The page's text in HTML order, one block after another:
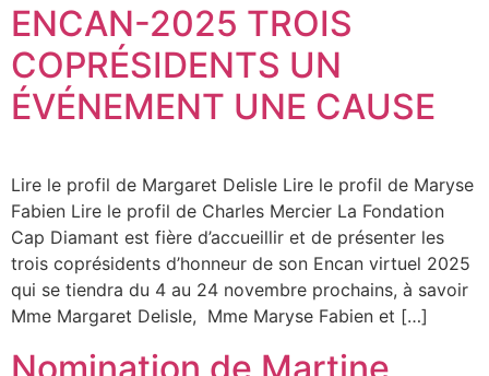
ENCAN-2025 TROIS
COPRÉSIDENTS UN
ÉVÉNEMENT UNE CAUSE
Lire le profil de Margaret Delisle Lire le profil de Maryse
Fabien Lire le profil de Charles Mercier La Fondation
Cap Diamant est fière d’accueillir et de présenter les
trois coprésidents d’honneur de son Encan virtuel 2025
qui se tiendra du 4 au 24 novembre prochains, à savoir
Mme Margaret Delisle, Mme Maryse Fabien et […]
Nomination de Martine